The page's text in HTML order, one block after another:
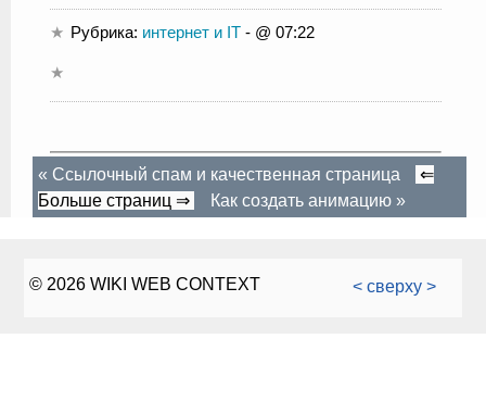
Рубрика: интернет и IT - @ 07:22
« Ссылочный спам и качественная страница
⇐
Больше страниц ⇒
Как создать анимацию »
< сверху >
© 2026 WIKI WEB CONTEXT